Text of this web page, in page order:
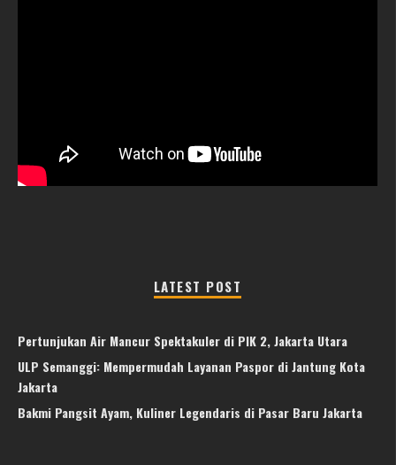
LATEST POST
Pertunjukan Air Mancur Spektakuler di PIK 2, Jakarta Utara
ULP Semanggi: Mempermudah Layanan Paspor di Jantung Kota
Jakarta
Bakmi Pangsit Ayam, Kuliner Legendaris di Pasar Baru Jakarta